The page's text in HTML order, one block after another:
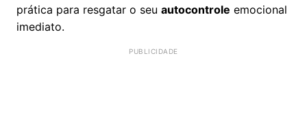
prática para resgatar o seu autocontrole emocional
imediato.